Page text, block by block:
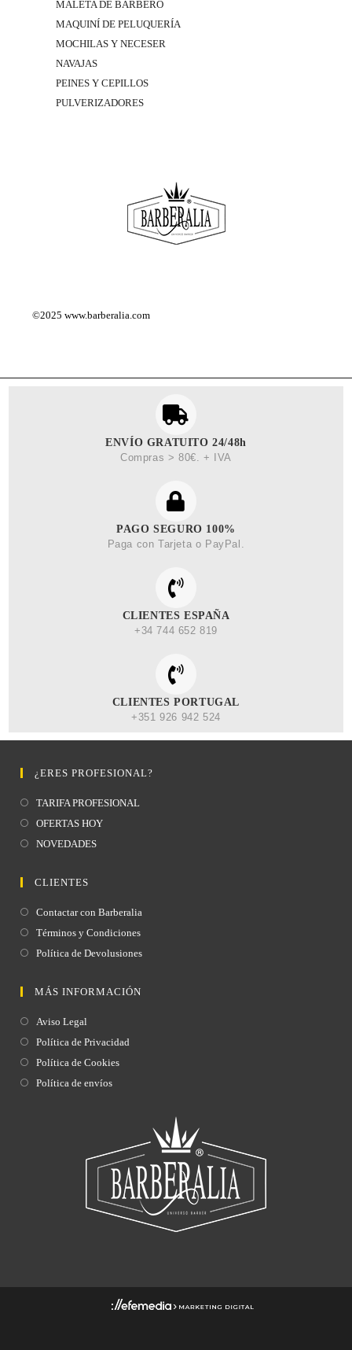
MALETA DE BARBERO
MAQUINÍ DE PELUQUERÍA
MOCHILAS Y NECESER
NAVAJAS
PEINES Y CEPILLOS
PULVERIZADORES
©2025www.barberalia.com
ENVÍO GRATUITO 24/48h
Compras > 80€. + IVA
PAGO SEGURO 100%
Paga con Tarjeta o PayPal.
CLIENTES ESPAÑA
+34 744 652 819
CLIENTES PORTUGAL
+351 926 942 524
MÁS INFORMACIÓN
Aviso Legal
Política de Privacidad
Política de Cookies
Política de envíos
CLIENTES
Contactar con Barberalia
Términos y Condiciones
Política de Devolusiones
¿ERES PROFESIONAL?
TARIFA PROFESIONAL
OFERTAS HOY
NOVEDADES